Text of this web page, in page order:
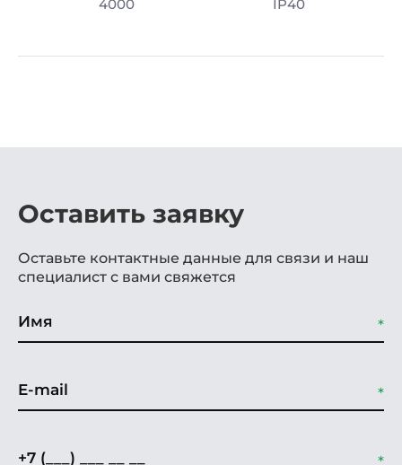
4000 IP40
Оставить заявку
Оставьте контактные данные для связи и наш
специалист с вами свяжется